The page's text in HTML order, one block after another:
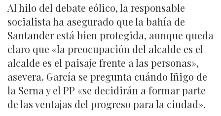
Al hilo del debate eólico, la responsable
socialista ha asegurado que la bahía de
Santander está bien protegida, aunque queda
claro que «la preocupación del alcalde es el
alcalde es el paisaje frente a las personas»,
asevera. García se pregunta cuándo Iñigo de
la Serna y el PP «se decidirán a formar parte
de las ventajas del progreso para la ciudad».